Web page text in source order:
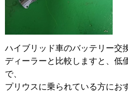
ハイブリッド車のバッテリー交
ディーラーと比較しますと、低
で、
プリウスに乗られている方にお